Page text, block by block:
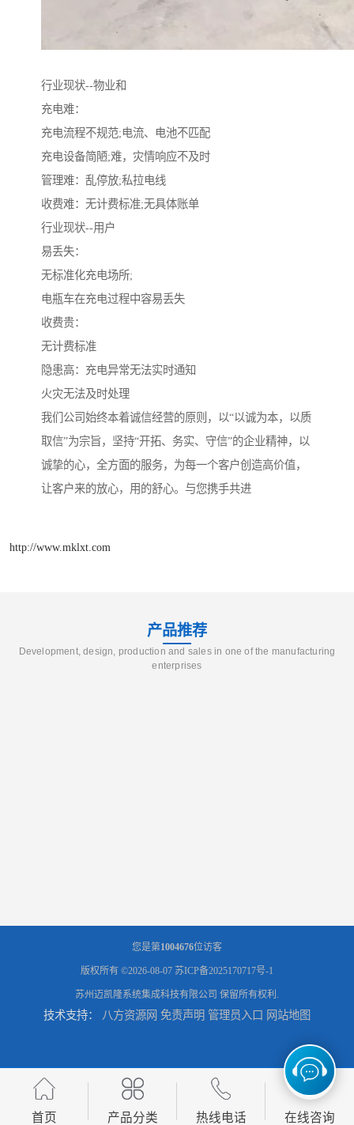
行业现状--物业和
充电难：
充电流程不规范;电流、电池不匹配
充电设备简陋;难，灾情响应不及时
管理难：乱停放;私拉电线
收费难：无计费标准;无具体账单
行业现状--用户
易丢失：
无标准化充电场所;
电瓶车在充电过程中容易丢失
收费贵：
无计费标准
隐患高：充电异常无法实时通知
火灾无法及时处理
我们公司始终本着诚信经营的原则，以“以诚为本，以质
取信”为宗旨，坚持“开拓、务实、守信”的企业精神，以
诚挚的心，全方面的服务，为每一个客户创造高价值，
让客户来的放心，用的舒心。与您携手共进
http://www.mklxt.com
产品推荐
Development, design, production and sales in one of the manufacturing
enterprises
您是第1004676位访客
版权所有 ©2026-08-07 苏ICP备2025170717号-1
苏州迈凯隆系统集成科技有限公司 保留所有权利.
技术支持： 八方资源网 免责声明 管理员入口 网站地图
首页 产品分类 热线电话 在线咨询